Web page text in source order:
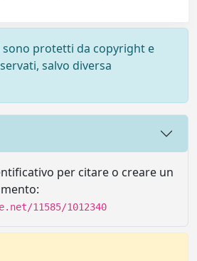
sono protetti da copyright e
salvo diversa
per citare o creare un
11585/1012340